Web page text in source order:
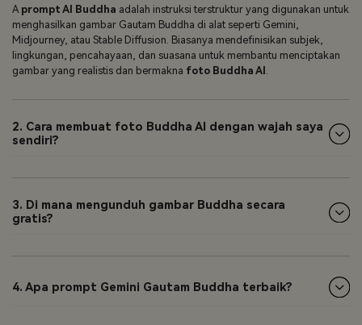
A prompt AI Buddha adalah instruksi terstruktur yang digunakan untuk
menghasilkan gambar Gautam Buddha di alat seperti Gemini,
Midjourney, atau Stable Diffusion. Biasanya mendefinisikan subjek,
lingkungan, pencahayaan, dan suasana untuk membantu menciptakan
gambar yang realistis dan bermakna foto Buddha AI
2. Cara membuat foto Buddha AI dengan wajah saya
sendiri?
3. Di mana mengunduh gambar Buddha secara
gratis?
4. Apa prompt Gemini Gautam Buddha terbaik?